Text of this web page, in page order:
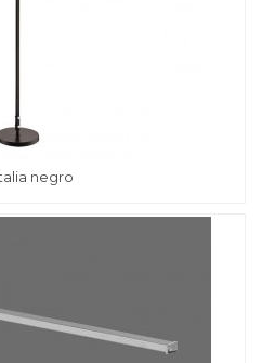
negro